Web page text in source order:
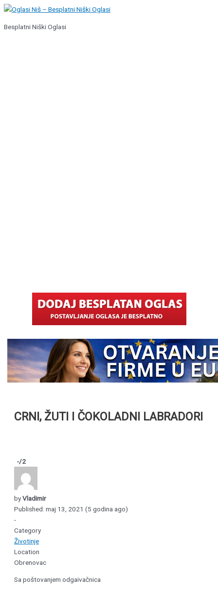
Pređi
sadržaj
Besplatni Niški Oglasi
CRNI, ŽUTI I ČOKOLADNI LABRADORI
-/2
byVladimir
Published: maj 13, 2021 (5 godina ago)
-
Category
Životinje
Location
Obrenovac
Sa poštovanjem odgaivačnica